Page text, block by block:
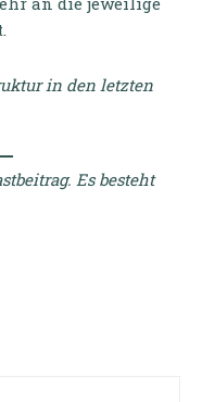
in den letzten
Es besteht